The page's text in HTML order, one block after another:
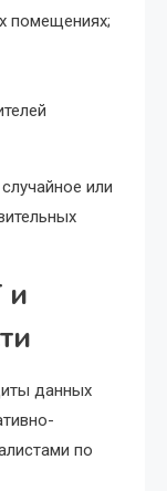
помещениях;
или
и
данных
по